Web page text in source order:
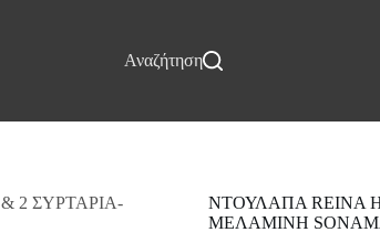
ΕπικοινωνίαΑναζήτηση
ΝΤΟΥΛΑΠΑ REINA
ΜΕΛΑΜΙΝΗ